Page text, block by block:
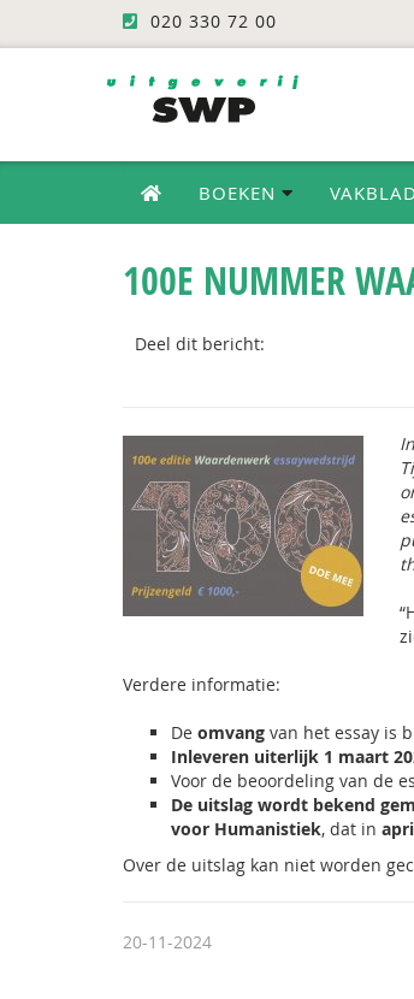
020 330 72 00
BOEKEN
100E NUMMER
Deel dit bericht:
Verdere informatie:
De omvang van het essay is
Inleveren uiterlijk 1 maart
Voor de beoordeling van de
De uitslag wordt bekend
voor Humanistiek, dat in
Over de uitslag kan niet worden
20-11-2024